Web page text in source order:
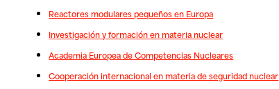
Reactores modulares pequeños en Europa
Investigación y formación en materia nuclear
Academia Europea de Competencias Nucleares
Cooperación internacional en materia de seguridad nuclear